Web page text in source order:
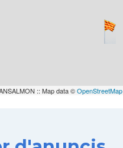
:: Map data ©OpenStreetMap